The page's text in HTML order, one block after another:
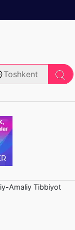
Toshkent
Amaliy Tibbiyot